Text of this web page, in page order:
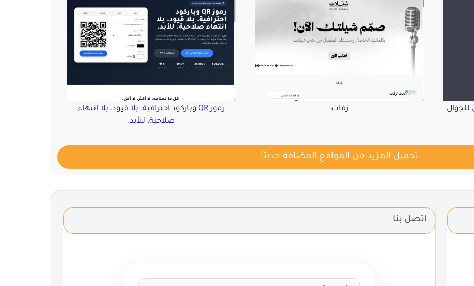
زفات
رموز QR وباركود احترافية. بلا قيود. بلا انتهاء
صلاحية. للأبد.
تحميل المزيد من المواقع المضافة حديثاً
اتصل بنا